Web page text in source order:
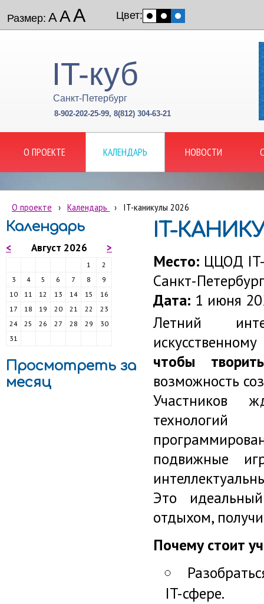
Размер: ААА Цвет:
IT-куб
Санкт-Петербург
8-902-202-25-99, 8(812) 304-63-21
О ПРОЕКТЕ КАЛЕНДАРЬ НОВОСТИ
О проекте › Календарь › IT-каникулы 2026
Календарь
< >
Август 2026
1
2
3
4 5 6 7 8
9
10
11 12 13 14 15
16
17
18 19 20 21 22
23
24
25 26 27 28 29
30
31
Просмотреть за
месяц
IT-
Место: ЦЦОД
Санкт-
Дата: 1 июня
Летний
чтобы
возможность
Участников
технологий
подвижные
Это
отдыхом,
Почему стоит
IT-сфере.